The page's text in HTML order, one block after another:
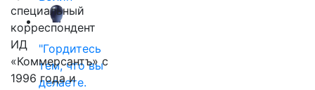
"Гордитесь
тем, что вы
делаете.
специальный
корреспондент
ИД
«Коммерсантъ» с
1996 года и